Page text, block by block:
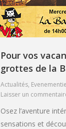
Pour vos
grottes de la
Actualités,
Laisser un
Osez l’aventure
sensations et